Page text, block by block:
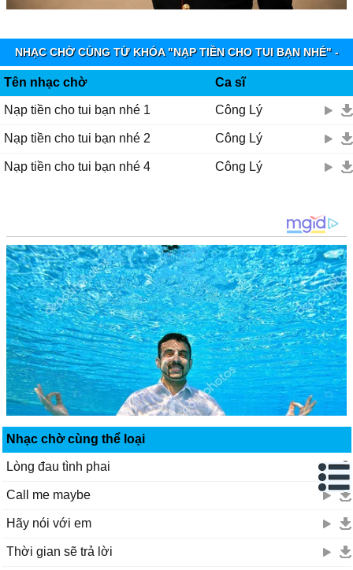
NHẠC CHỜ CÙNG TỪ KHÓA "NẠP TIỀN CHO TUI BẠN NHÉ" -
VIETTEL IMUZIK
Tên nhạc chờ Ca sĩ
Nạp tiền cho tui bạn nhé 1 Công Lý
Nạp tiền cho tui bạn nhé 2 Công Lý
Nạp tiền cho tui bạn nhé 4 Công Lý
Nhạc chờ cùng thể loại
Lòng đau tình phai
Call me maybe
Hãy nói với em
Thời gian sẽ trả lời